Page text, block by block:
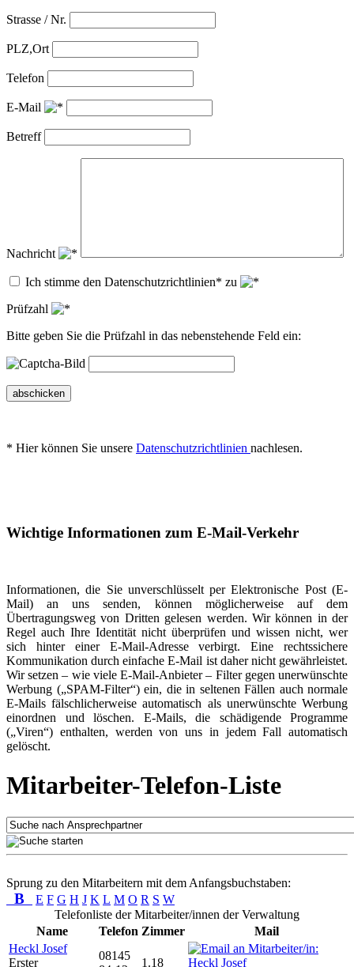
Strasse / Nr.
PLZ,Ort
Telefon
E-Mail
Betreff
Nachricht
Ich stimme den Datenschutzrichtlinien* zu
Prüfzahl
Bitte geben Sie die Prüfzahl in das nebenstehende Feld ein:
abschicken
* Hier können Sie unsere Datenschutzrichtlinien nachlesen.
Wichtige Informationen zum E-Mail-Verkehr
Informationen, die Sie unverschlüsselt per Elektronische Post (E-
Mail) an uns senden, können möglicherweise auf dem
Übertragungsweg von Dritten gelesen werden. Wir können in der
Regel auch Ihre Identität nicht überprüfen und wissen nicht, wer
sich hinter einer E-Mail-Adresse verbirgt. Eine rechtssichere
Kommunikation durch einfache E-Mail ist daher nicht gewährleistet.
Wir setzen – wie viele E-Mail-Anbieter – Filter gegen unerwünschte
Werbung („SPAM-Filter“) ein, die in seltenen Fällen auch normale
E-Mails fälschlicherweise automatisch als unerwünschte Werbung
einordnen und löschen. E-Mails, die schädigende Programme
(„Viren“) enthalten, werden von uns in jedem Fall automatisch
gelöscht.
Mitarbeiter-Telefon-Liste
Sprung zu den Mitarbeitern mit dem Anfangsbuchstaben:
B E F G H J K L M O R S W
Telefonliste der Mitarbeiter/innen der Verwaltung
Name
Telefon Zimmer
Mail
Heckl Josef
Erster
08145
1.18